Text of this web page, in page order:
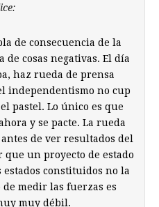
de consecuencia de la
cosas negativas. El día
haz rueda de prensa
independentismo no cup
pastel. Lo único es que
y se pacte. La rueda
de ver resultados del
que un proyecto de estado
constituidos no la
medir las fuerzas es
muy débil.